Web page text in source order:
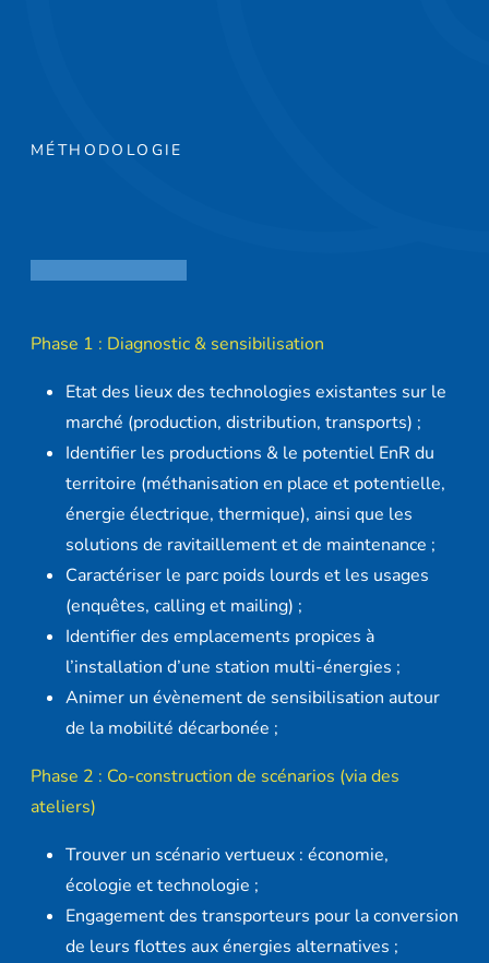
MÉTHODOLOGIE
Phase 1 : Diagnostic & sensibilisation
Etat des lieux des technologies existantes sur le
marché (production, distribution, transports) ;
Identifier les productions & le potentiel EnR du
territoire (méthanisation en place et potentielle,
énergie électrique, thermique), ainsi que les
solutions de ravitaillement et de maintenance ;
Caractériser le parc poids lourds et les usages
(enquêtes, calling et mailing) ;
Identifier des emplacements propices à
l’installation d’une station multi-énergies ;
Animer un évènement de sensibilisation autour
de la mobilité décarbonée ;
Phase 2 : Co-construction de scénarios (via des
ateliers)
Trouver un scénario vertueux : économie,
écologie et technologie ;
Engagement des transporteurs pour la conversion
de leurs flottes aux énergies alternatives ;